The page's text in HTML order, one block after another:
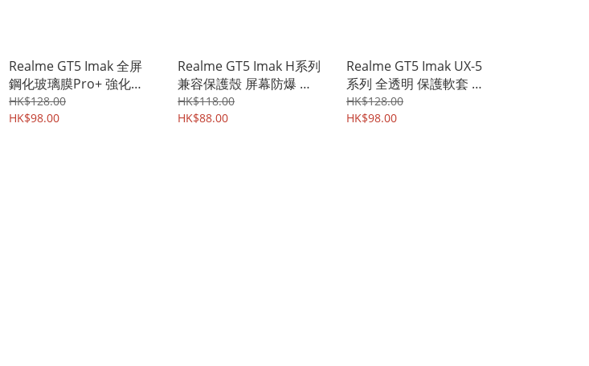
Realme GT5 Imak 全屏
鋼化玻璃膜Pro+ 強化玻
璃貼 4626A
HK$128.00
HK$98.00
Realme GT5 Imak H系列
兼容保護殼 屏幕防爆 強
化玻璃保護貼 鋼化玻璃膜
4609A
HK$118.00
HK$88.00
Realme GT5 Imak UX-5
系列 全透明 保護軟套 手
機軟殼Case 3214A
HK$128.00
HK$98.00